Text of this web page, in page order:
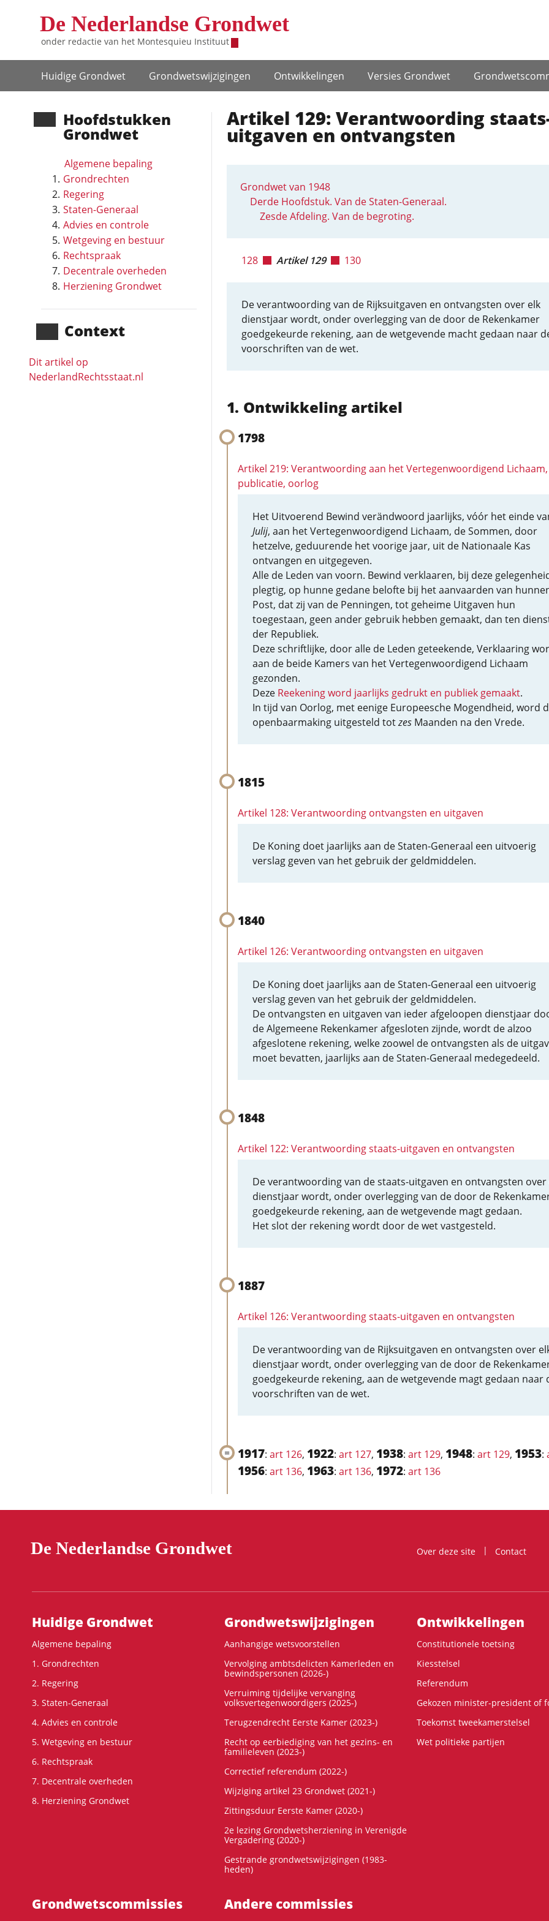
De Nederlandse Grondwet
onder redactie van het Montesquieu Instituut
Hoofdnavigatie
Huidige Grondwet Grondwets­wijzigingen Ontwikke­lingen Versies Grondwet
Hoofd­stukken
Grondwet
Algemene bepaling
Grondrechten
Regering
Staten-Generaal
Advies en controle
Wetgeving en bestuur
Rechtspraak
Decentrale overheden
Herziening Grondwet
Context
Dit artikel op
NederlandRechts­staat.nl
Artikel 129: Verantwoording
uitgaven en ontvangsten
Grondwet van 1948
Derde Hoofdstuk. Van de Staten-Generaal.
Zesde Afdeling. Van de begroting.
128 Artikel 129 130
De verantwoording van de Rijksuitgaven en ontvangsten over elk
dienstjaar wordt, onder overlegging van de door de Rekenkamer
goedgekeurde rekening, aan de wetgevende macht gedaan naar
voorschriften van de wet.
Ontwikkeling artikel
1798
Artikel 219: Verantwoording aan het Vertegenwoordigend Lichaam,
publicatie, oorlog
Het Uitvoerend Bewind verändwoord jaarlijks, vóór het einde
Julij, aan het Vertegenwoordigend Lichaam, de Sommen, door
hetzelve, geduurende het voorige jaar, uit de Nationaale Kas
ontvangen en uitgegeven.
Alle de Leden van voorn. Bewind verklaaren, bij deze
plegtig, op hunne gedane belofte bij het aanvaarden van
Post, dat zij van de Penningen, tot geheime Uitgaven hun
toegestaan, geen ander gebruik hebben gemaakt, dan ten
der Republiek.
Deze schriftlijke, door alle de Leden geteekende, Verklaaring
aan de beide Kamers van het Vertegenwoordigend Lichaam
gezonden.
Deze Reekening word jaarlijks gedrukt en publiek gemaakt.
In tijd van Oorlog, met eenige Europeesche Mogendheid, word
openbaarmaking uitgesteld totzesMaanden na den Vrede.
1815
Artikel 128: Verantwoording ontvangsten en uitgaven
De Koning doet jaarlijks aan de Staten-Generaal een uitvoerig
verslag geven van het gebruik der geldmiddelen.
1840
Artikel 126: Verantwoording ontvangsten en uitgaven
De Koning doet jaarlijks aan de Staten-Generaal een uitvoerig
verslag geven van het gebruik der geldmiddelen.
De ontvangsten en uitgaven van ieder afgeloopen dienstjaar
de Algemeene Rekenkamer afgesloten zijnde, wordt de alzoo
afgeslotene rekening, welke zoowel de ontvangsten als de
moet bevatten, jaarlijks aan de Staten-Generaal medegedeeld.
1848
Artikel 122: Verantwoording staats-uitgaven en ontvangsten
De verantwoording van de staats-uitgaven en ontvangsten over
dienstjaar wordt, onder overlegging van de door de
goedgekeurde rekening, aan de wetgevende magt gedaan.
Het slot der rekening wordt door de wet vastgesteld.
1887
Artikel 126: Verantwoording staats-uitgaven en ontvangsten
De verantwoording van de Rijksuitgaven en ontvangsten over
dienstjaar wordt, onder overlegging van de door de
goedgekeurde rekening, aan de wetgevende magt gedaan naar
voorschriften van de wet.
1917: art 126, 1922: art 127, 1938: art 129, 1948: art 129, 1953:
1956: art 136, 1963: art 136, 1972: art 136
De Nederlandse Grondwet Over deze site
Contact
Hoofdnavigatie
Huidige Grondwet
Algemene bepaling
1. Grondrechten
2. Regering
3. Staten-Generaal
4. Advies en controle
5. Wetgeving en bestuur
6. Rechtspraak
7. Decentrale overheden
8. Herziening Grondwet
Grondwets­wijzigingen
Aanhangige wetsvoorstellen
Vervolging ambtsdelicten Kamerleden en
bewindspersonen (2026-)
Verruiming tijdelijke vervanging
volksvertegenwoordigers (2025-)
Terugzendrecht Eerste Kamer (2023-)
Recht op eerbiediging van het gezins- en
familieleven (2023-)
Correctief referendum (2022-)
Wijziging artikel 23 Grondwet (2021-)
Zittingsduur Eerste Kamer (2020-)
2e lezing Grondwetsherziening in Verenigde
Vergadering (2020-)
Gestrande grondwetswijzigingen (1983-
heden)
Ontwikke­lingen
Constitutionele toetsing
Kiesstelsel
Referendum
Gekozen minister-president of
Toekomst tweekamerstelsel
Wet politieke partijen
Grondwets­commissies Andere commissies